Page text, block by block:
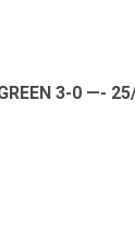
3-0 —-